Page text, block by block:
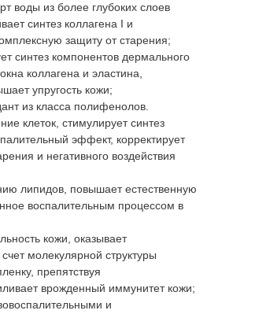
воды из более глубоких слоев
синтез коллагена I и
защиту от старения;
синтез компонентов дермального
коллагена и эластина,
упругость кожи;
из класса полифенолов.
клеток, стимулирует синтез
эффект, корректирует
и негативного воздействия
липидов, повышает естественную
воспалительным процессом в
кожи, оказывает
молекулярной структуры
препятствуя
врожденный иммунитет кожи;
и